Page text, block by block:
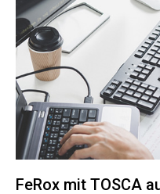
FeRox mit TOSCA